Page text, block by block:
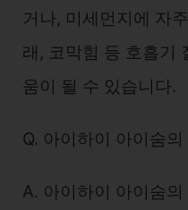
거나, 미세먼지에 자
래, 코막힘 등 호흡기
움이 될 수 있습니다.
Q. 아이하이 아이숨
A. 아이하이 아이숨